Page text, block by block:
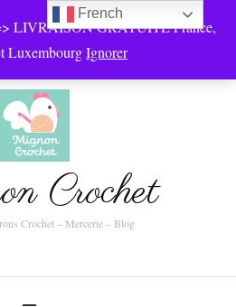
LIVRAISON GRATUITE France,
LuxembourgIgnorer
Crochet
Crochet – Mercerie – Blog
French